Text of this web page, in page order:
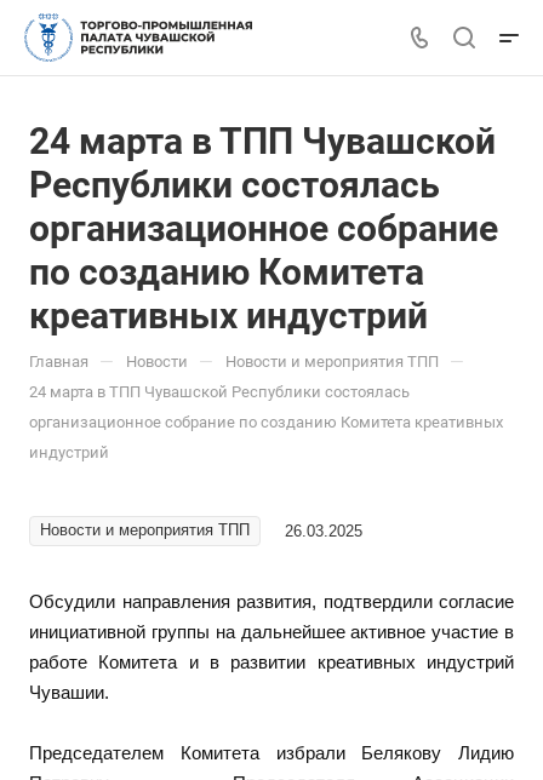
24 марта в ТПП Чувашской
Республики состоялась
организационное собрание
по созданию Комитета
креативных индустрий
Главная — Новости — Новости и мероприятия ТПП —
24 марта в ТПП Чувашской Республики состоялась
организационное собрание по созданию Комитета креативных
индустрий
Новости и мероприятия ТПП 26.03.2025
Обсудили направления развития, подтвердили согласие
инициативной группы на дальнейшее активное участие в
работе Комитета и в развитии креативных индустрий
Чувашии.
Председателем Комитета избрали Белякову Лидию